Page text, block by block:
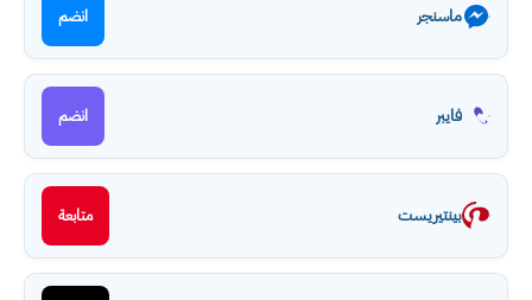
ماسنجر انضم
فايبر انضم
بينتيريست متابعة